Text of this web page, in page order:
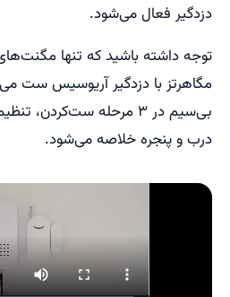
دزدگیر فعال می‌شود.
مگاهرتز با دزدگیر آریوسیس
بی‌سیم در ۳ مرحله
درب و پنجره خلاصه می‌شود.